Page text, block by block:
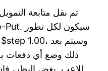
تم نقل متابعة